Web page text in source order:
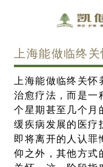
上海能做临终
上海能做临终关怀
治愈疗法，而是一
个星期甚至几个月
缓疾病发展的医疗
即将离开的人认罪
仰之外，其他方式